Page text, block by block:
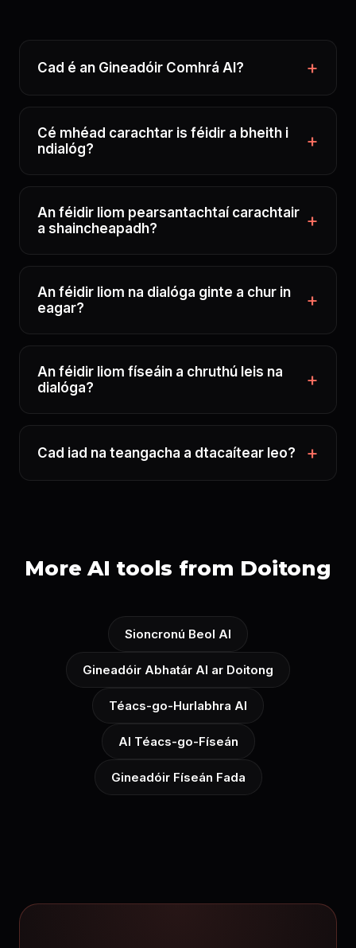
Cad é an Gineadóir Comhrá AI?
Cé mhéad carachtar is féidir a bheith i
ndialóg?
An féidir liom pearsantachtaí carachtair
a shaincheapadh?
An féidir liom na dialóga ginte a chur in
eagar?
An féidir liom físeáin a chruthú leis na
dialóga?
Cad iad na teangacha a dtacaítear leo?
More AI tools from Doitong
Sioncronú Beol AI
Gineadóir Abhatár AI ar Doitong
Téacs-go-Hurlabhra AI
AI Téacs-go-Físeán
Gineadóir Físeán Fada